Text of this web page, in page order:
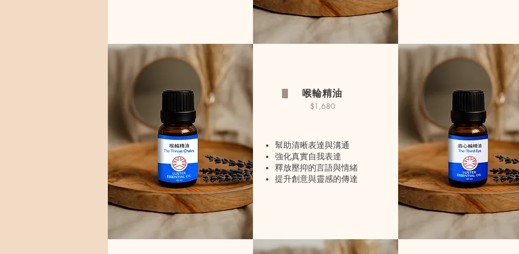
喉輪精油
$1,680
幫助清晰表達與溝通
強化真實自我表達
釋放壓抑的言語與情緒
提升創意與靈感的傳達